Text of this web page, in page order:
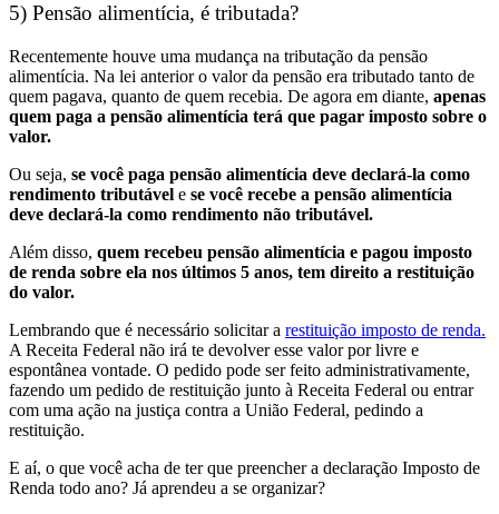
5) Pensão alimentícia, é tributada?
Recentemente houve uma mudança na tributação da pensão
alimentícia. Na lei anterior o valor da pensão era tributado tanto de
quem pagava, quanto de quem recebia. De agora em diante, apenas
quem paga a pensão alimentícia terá que pagar imposto sobre o
valor.
Ou seja, se você paga pensão alimentícia deve declará-la como
rendimento tributável e se você recebe a pensão alimentícia
deve declará-la como rendimento não tributável.
Além disso, quem recebeu pensão alimentícia e pagou imposto
de renda sobre ela nos últimos 5 anos, tem direito a restituição
do valor.
Lembrando que é necessário solicitar a restituição imposto de renda.
A Receita Federal não irá te devolver esse valor por livre e
espontânea vontade. O pedido pode ser feito administrativamente,
fazendo um pedido de restituição junto à Receita Federal ou entrar
com uma ação na justiça contra a União Federal, pedindo a
restituição.
E aí, o que você acha de ter que preencher a declaração Imposto de
Renda todo ano? Já aprendeu a se organizar?